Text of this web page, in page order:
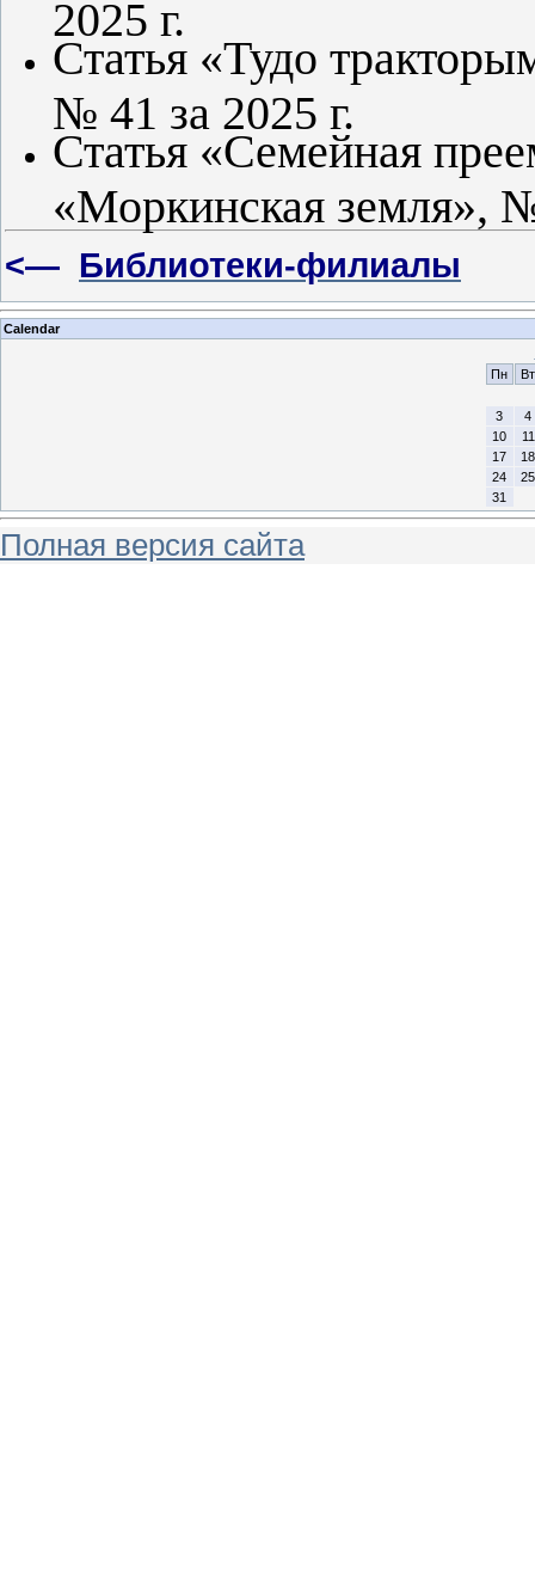
2025 г.
Статья «Тудо
№ 41 за 2025 г.
Статья «Семейная
«Моркинская земля»,
<— Библиотеки-филиалы
Calendar
Пн
Вт
3
4
10
11
17
18
24
25
31
Полная версия сайта